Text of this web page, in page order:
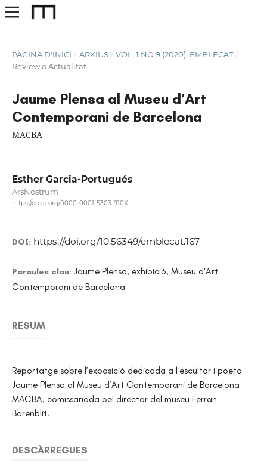
PÀGINA D'INICI / ARXIUS / VOL. 1 NO 9 (2020): EMBLECAT /
Review o Actualitat
Jaume Plensa al Museu d’Art
Contemporani de Barcelona
MACBA
Esther Garcia-Portugués
ArsNostrum
https://orcid.org/0000-0001-5303-910X
DOI: https://doi.org/10.56349/emblecat.167
Paraules clau: Jaume Plensa, exhibició, Museu d'Art
Contemporani de Barcelona
RESUM
Reportatge sobre l’exposició dedicada a l‘escultor i poeta
Jaume Plensa al Museu d’Art Contemporani de Barcelona
MACBA, comissariada pel director del museu Ferran
Barenblit.
DESCÀRREGUES